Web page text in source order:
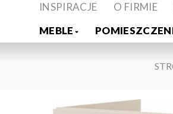
MEBLE
INSPIRACJE O FIRMIE